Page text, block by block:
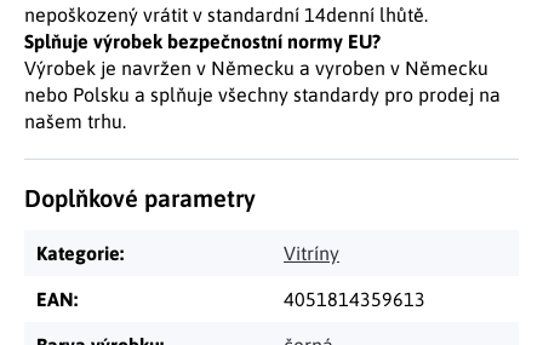
nepoškozený vrátit v standardní 14denní lhůtě.
Splňuje výrobek bezpečnostní normy EU?
Výrobek je navržen v Německu a vyroben v Německu
nebo Polsku a splňuje všechny standardy pro prodej na
našem trhu.
Doplňkové parametry
Kategorie: Vitríny
EAN: 4051814359613